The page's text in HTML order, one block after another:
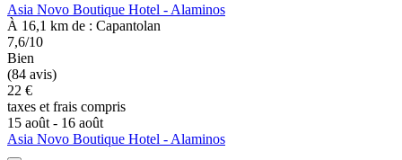
Asia Novo Boutique Hotel - Alaminos
À 16,1 km de : Capantolan
7,6/10
Bien
(84 avis)
22 €
taxes et frais compris
15 août - 16 août
Asia Novo Boutique Hotel - Alaminos